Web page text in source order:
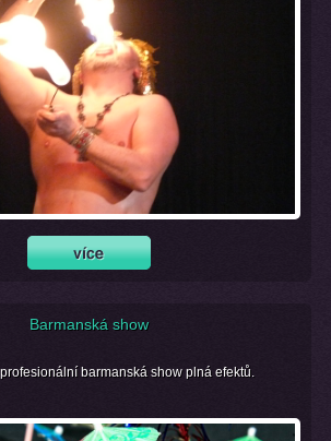
Barmanská show
barmanská show plná efektů.